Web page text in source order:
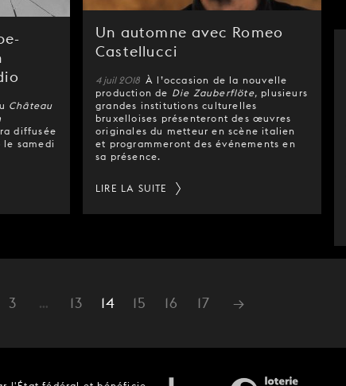
Un automne avec Romeo
Castellucci
4 juil 2018 À l’occasion de la nouvelle
production de Die Zauberflöte, plusieurs
grandes institutions culturelles
bruxelloises présenteront des œuvres
originales du metteur en scène italien
et programmeront des événements en
sa présence.
LIRE LA SUITE
Château
diffusée
le samedi
3 … 13 14 15 16 17 →